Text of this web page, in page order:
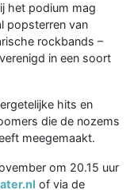
het podium mag
popsterren van
rockbands –
in een soort
hits en
die de nozems
meegemaakt.
om 20.15 uur
of via de